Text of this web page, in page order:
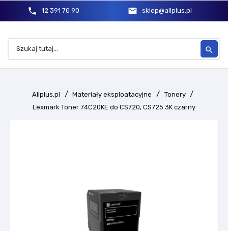
phone 12 391 70 90 mail sklep@allplus.pl
search
Allplus.pl Materiały eksploatacyjne
Tonery
Lexmark Toner 74C20KE do CS720, CS725 3K czarny